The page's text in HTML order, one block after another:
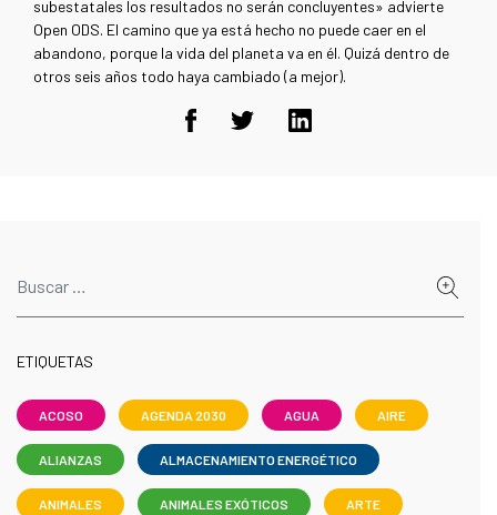
subestatales los resultados no serán concluyentes» advierte
Open ODS. El camino que ya está hecho no puede caer en el
abandono, porque la vida del planeta va en él. Quizá dentro de
otros seis años todo haya cambiado (a mejor).
ETIQUETAS
ACOSO AGENDA 2030 AGUA AIRE
ALIANZAS ALMACENAMIENTO ENERGÉTICO
ANIMALES ANIMALES EXÓTICOS ARTE